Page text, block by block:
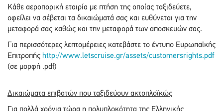
Κάθε αεροπορική εταιρία με πτήση της οποίας ταξιδεύετε,
οφείλει να σέβεται τα δικαιώματά σας και ευθύνεται για την
μεταφορά σας καθώς και την μεταφορά των αποσκευών σας.
Για περισσότερες λεπτομέρειες κατεβάστε το έντυπο Ευρωπαϊκής
Επιτροπής http://www.letscruise.gr/assets/customersrights.pdf
(σε μορφή .pdf)
Δικαιώματα επιβατών που ταξιδεύουν ακτοπλοϊκώς